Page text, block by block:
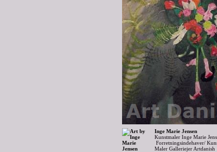
Inge Marie Jensen
Kunstmaler Inge Marie
Forretningsindehaver/
Maler Galleriejer Artdanish